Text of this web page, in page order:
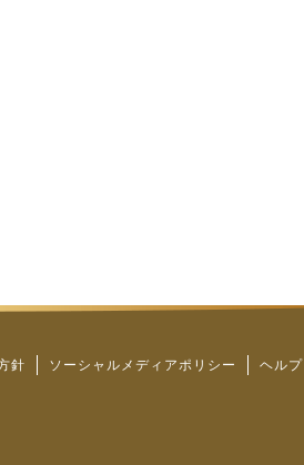
針 ソーシャルメディアポリシー ヘルプ